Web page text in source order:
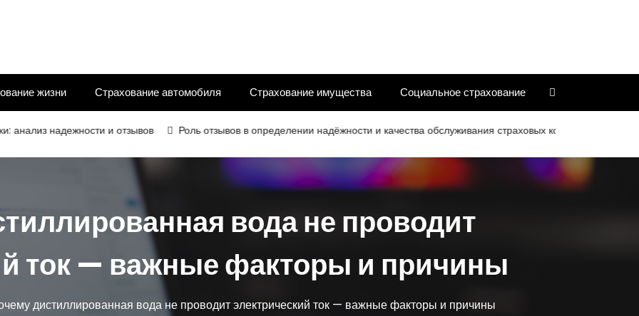
жизни Страхование автомобиля Страхование имущества Социальное страхование
надежности и отзывов Роль отзывов в определении надёжности и качества обслуживания страховых компаний
вода не проводит
ток — важные факторы и причины
дистиллированная вода не проводит электрический ток — важные факторы и причины